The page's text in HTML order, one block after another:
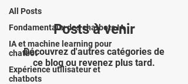
All Posts
Fondamentaux des chatbots IA
IA et machine learning pour
chatbot
Expérience utilisateur et
chatbots
Posts à venir
Découvrez d'autres catégories de
ce blog ou revenez plus tard.